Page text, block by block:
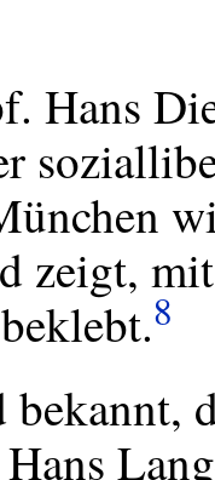
Hans
zeigt,
8